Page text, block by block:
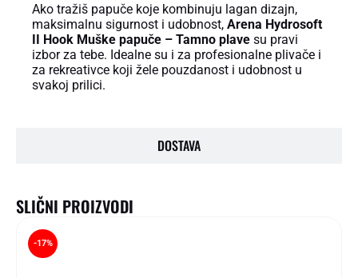
DOSTAVA
Ako tražiš papuče koje kombinuju lagan dizajn,
maksimalnu sigurnost i udobnost, Arena Hydrosoft
II Hook Muške papuče – Tamno plave su pravi
izbor za tebe. Idealne su i za profesionalne plivače i
za rekreativce koji žele pouzdanost i udobnost u
svakoj prilici.
SLIČNI PROIZVODI
-17%